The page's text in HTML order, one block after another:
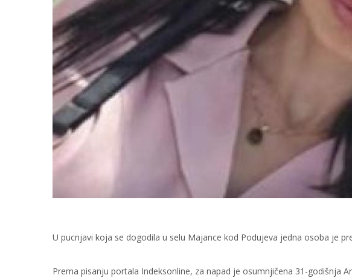
U pucnjavi koja se dogodila u selu Majance kod Podujeva jedna osoba je
Prema pisanju portala Indeksonline, za napad je osumnjičena 31-godišnja